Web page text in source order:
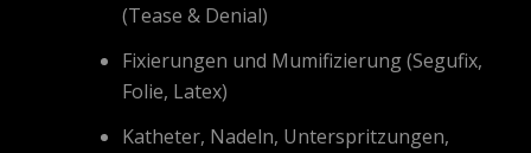
(Tease & Denial)
Fixierungen und Mumifizierung (Segufix,
Folie, Latex)
Katheter, Nadeln, Unterspritzungen,